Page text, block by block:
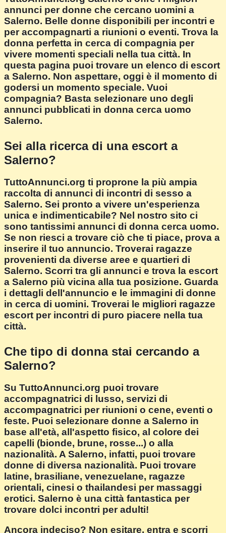
annunci per donne che cercano uomini a
Salerno. Belle donne disponibili per incontri e
per accompagnarti a riunioni o eventi. Trova la
donna perfetta in cerca di compagnia per
vivere momenti speciali nella tua città. In
questa pagina puoi trovare un elenco di escort
a Salerno. Non aspettare, oggi è il momento di
godersi un momento speciale. Vuoi
compagnia? Basta selezionare uno degli
annunci pubblicati in donna cerca uomo
Salerno.
Sei alla ricerca di una escort a
Salerno?
TuttoAnnunci.org ti proprone la più ampia
raccolta di annunci di incontri di sesso a
Salerno. Sei pronto a vivere un'esperienza
unica e indimenticabile? Nel nostro sito ci
sono tantissimi annunci di donna cerca uomo.
Se non riesci a trovare ciò che ti piace, prova a
inserire il tuo annuncio. Troverai ragazze
provenienti da diverse aree e quartieri di
Salerno. Scorri tra gli annunci e trova la escort
a Salerno più vicina alla tua posizione. Guarda
i dettagli dell'annuncio e le immagini di donne
in cerca di uomini. Troverai le migliori ragazze
escort per incontri di puro piacere nella tua
città.
Che tipo di donna stai cercando a
Salerno?
Su TuttoAnnunci.org puoi trovare
accompagnatrici di lusso, servizi di
accompagnatrici per riunioni o cene, eventi o
feste. Puoi selezionare donne a Salerno in
base all'età, all'aspetto fisico, al colore dei
capelli (bionde, brune, rosse...) o alla
nazionalità. A Salerno, infatti, puoi trovare
donne di diversa nazionalità. Puoi trovare
latine, brasiliane, venezuelane, ragazze
orientali, cinesi o thailandesi per massaggi
erotici. Salerno è una città fantastica per
trovare dolci incontri per adulti!
Ancora indeciso? Non esitare, entra e scorri